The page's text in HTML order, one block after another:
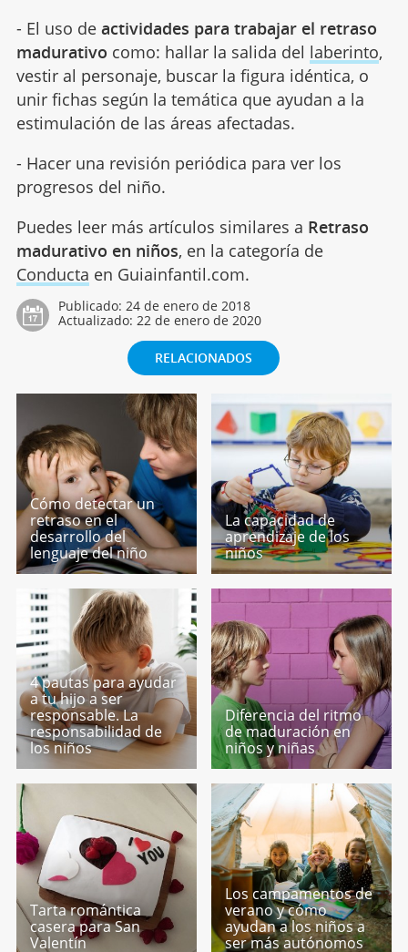
- El uso de actividades para trabajar el retraso
madurativo como: hallar la salida del laberinto,
vestir al personaje, buscar la figura idéntica, o
unir fichas según la temática que ayudan a la
estimulación de las áreas afectadas.
- Hacer una revisión periódica para ver los
progresos del niño.
Puedes leer más artículos similares a Retraso
madurativo en niños, en la categoría de
Conducta en Guiainfantil.com.
Publicado: 24 de enero de 2018
Actualizado: 22 de enero de 2020
RELACIONADOS
Cómo detectar un
retraso en el
desarrollo del
lenguaje del niño‬
La capacidad de
aprendizaje de los
niños
4 pautas para ayudar
a tu hijo a ser
responsable. La
responsabilidad de
los niños
Diferencia del ritmo
de maduración en
niños y niñas
Tarta romántica
casera para San
Valentín
Los campamentos de
verano y cómo
ayudan a los niños a
ser más autónomos